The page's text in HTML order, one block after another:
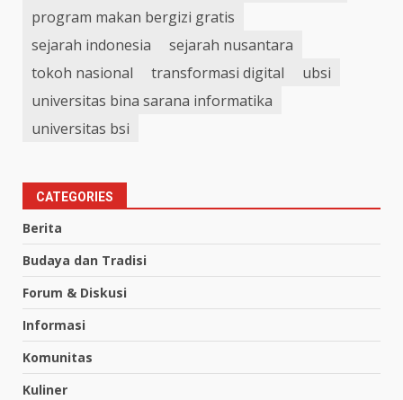
program makan bergizi gratis
sejarah indonesia
sejarah nusantara
tokoh nasional
transformasi digital
ubsi
universitas bina sarana informatika
universitas bsi
CATEGORIES
Berita
Budaya dan Tradisi
Forum & Diskusi
Informasi
Komunitas
Kuliner